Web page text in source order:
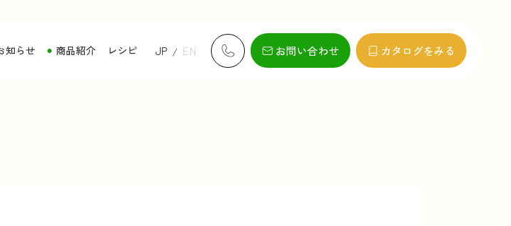
知らせ 商品紹介 レシピ JP EN お問い合わせ カタログをみる